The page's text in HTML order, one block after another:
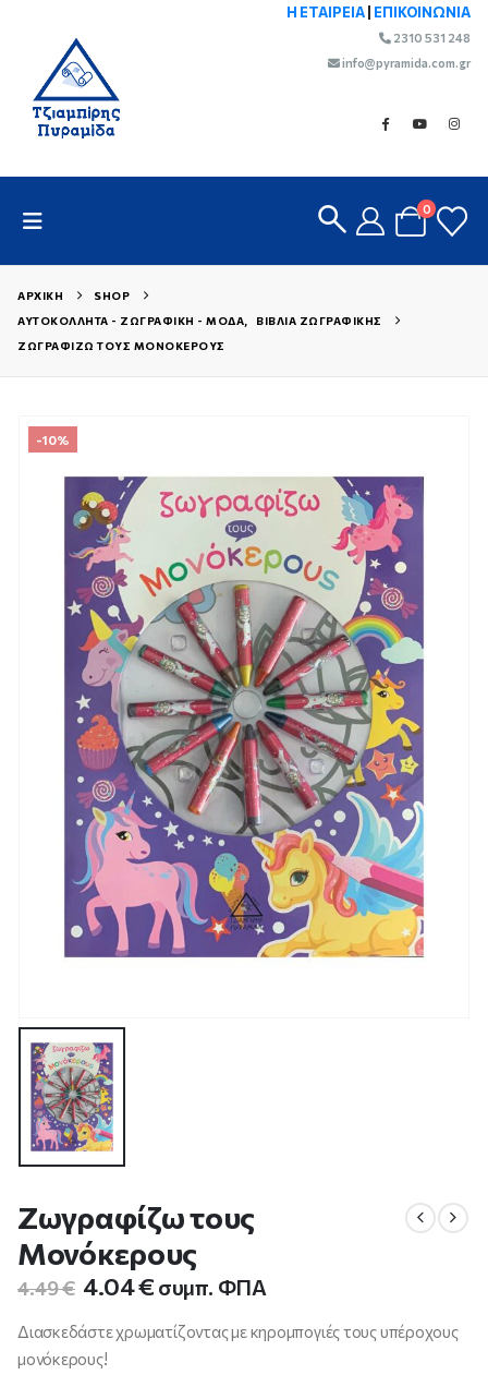
Η ΕΤΑΙΡΕΙΑ ΕΠΙΚΟΙΝΩΝΙΑ
2310 531 248
info@pyramida.com.gr
0
ΑΡΧΙΚΉ
SHOP
ΑΥΤΟΚΌΛΛΗΤΑ - ΖΩΓΡΑΦΙΚΉ - ΜΌΔΑ,
ΒΙΒΛΊΑ ΖΩΓΡΑΦΙΚΉΣ
ΖΩΓΡΑΦΊΖΩ ΤΟΥΣ ΜΟΝΌΚΕΡΟΥΣ
-10%
Ζωγραφίζω τους
Μονόκερους
4.49€ Original
was:
4.49 €.
4.04€Η
τρέχουσα
τιμή
συμπ. ΦΠΑ
Διασκεδάστε χρωματίζοντας με κηρομπογιές τους υπέροχους
μονόκερους!